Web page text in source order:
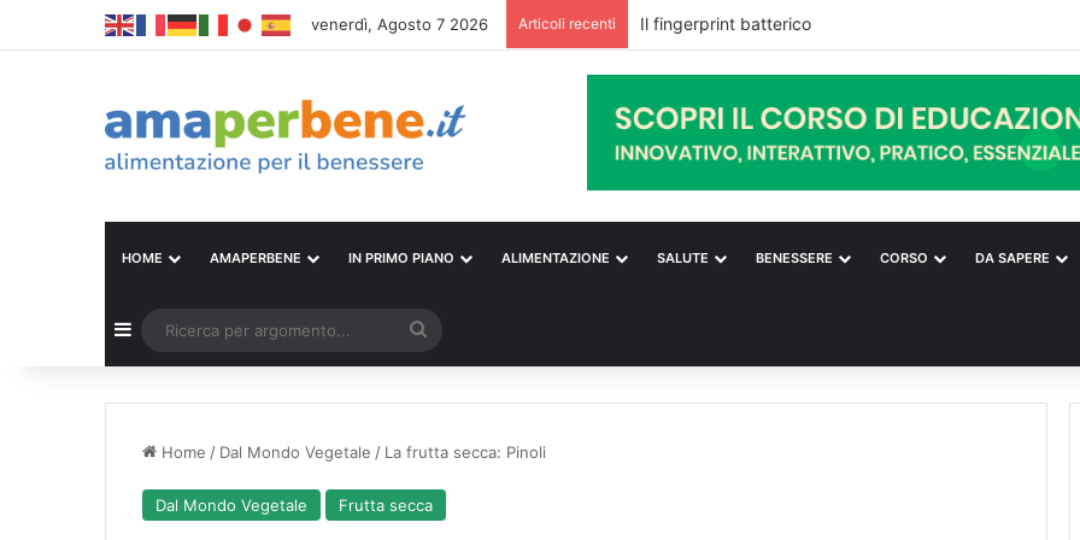
venerdì, Agosto 7 2026 Articoli recenti Il fingerprint batterico
HOME AMAPERBENE IN PRIMO PIANO ALIMENTAZIONE SALUTE BENESSERE CORSO DA SAPERE
Barra laterale
per
Home / Dal Mondo Vegetale / La frutta secca: Pinoli
Dal Mondo Vegetale Frutta secca